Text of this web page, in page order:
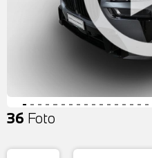
36 Foto